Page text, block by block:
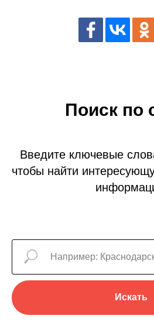
Поиск по
Введите ключевые
чтобы найти
Искать